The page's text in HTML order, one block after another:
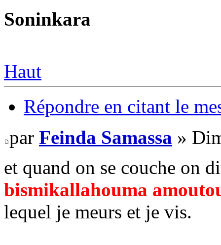
Soninkara
Haut
Répondre en citant le
par Feinda Samassa »
et quand on se couche on
bismikallahouma
lequel je meurs et je vis.